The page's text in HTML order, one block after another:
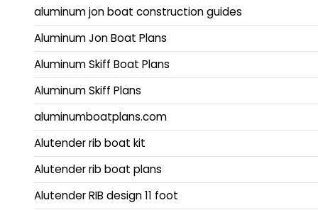
aluminum jon boat construction guides
Aluminum Jon Boat Plans
Aluminum Skiff Boat Plans
Aluminum Skiff Plans
aluminumboatplans.com
Alutender rib boat kit
Alutender rib boat plans
Alutender RIB design 11 foot